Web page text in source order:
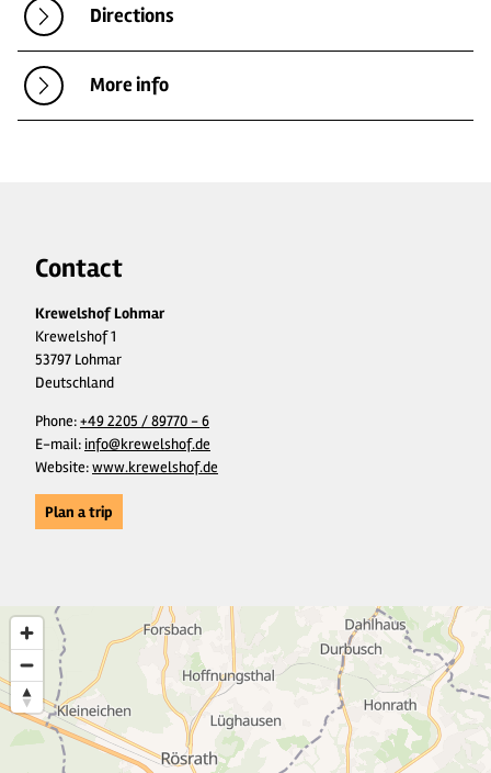
Directions
More info
Contact
Krewelshof Lohmar
Krewelshof 1
53797 Lohmar
Deutschland
Phone:+49 2205 / 89770 - 6
E-mail:info@krewelshof.de
Website:www.krewelshof.de
Plan a trip
11
7